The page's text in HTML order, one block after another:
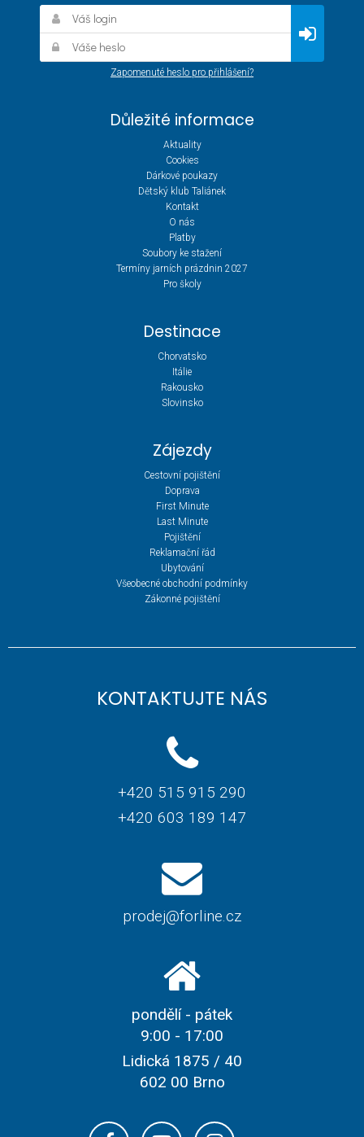
Zapomenuté heslo pro přihlášení?
Důležité informace
Aktuality
Cookies
Dárkové poukazy
Dětský klub Taliánek
Kontakt
O nás
Platby
Soubory ke stažení
Termíny jarních prázdnin 2027
Pro školy
Destinace
Chorvatsko
Itálie
Rakousko
Slovinsko
Zájezdy
Cestovní pojištění
Doprava
First Minute
Last Minute
Pojištění
Reklamační řád
Ubytování
Všeobecné obchodní podmínky
Zákonné pojištění
KONTAKTUJTE NÁS
+420 515 915 290
+420 603 189 147
prodej@forline.cz
pondělí - pátek
9:00 - 17:00
Lidická 1875 / 40
602 00 Brno